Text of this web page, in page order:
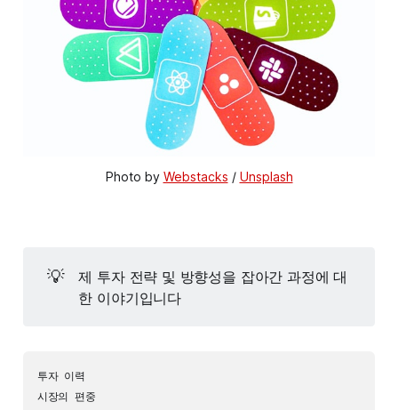
Photo by Webstacks / Unsplash
💡
제 투자 전략 및 방향성을 잡아간 과정에 대
한 이야기입니다
투자 이력
시장의 편중